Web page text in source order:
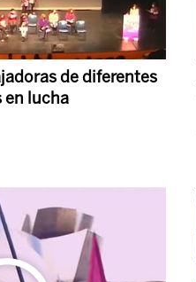
de diferentes
en lucha